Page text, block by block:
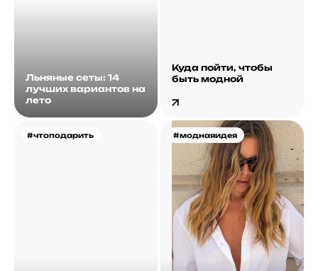
Льняные сеты: 14
лучших вариантов на
лето
Куда пойти, чтобы
быть модной
#чтоподарить #моднаяидея